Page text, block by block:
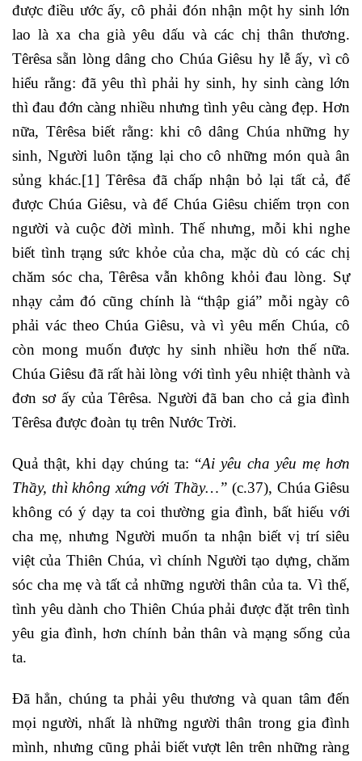
được điều ước ấy, cô phải đón nhận một hy sinh lớn
lao là xa cha già yêu dấu và các chị thân thương.
Têrêsa sẵn lòng dâng cho Chúa Giêsu hy lễ ấy, vì cô
hiểu rằng: đã yêu thì phải hy sinh, hy sinh càng lớn
thì đau đớn càng nhiều nhưng tình yêu càng đẹp. Hơn
nữa, Têrêsa biết rằng: khi cô dâng Chúa những hy
sinh, Người luôn tặng lại cho cô những món quà ân
sủng khác.[1] Têrêsa đã chấp nhận bỏ lại tất cả, để
được Chúa Giêsu, và để Chúa Giêsu chiếm trọn con
người và cuộc đời mình. Thế nhưng, mỗi khi nghe
biết tình trạng sức khỏe của cha, mặc dù có các chị
chăm sóc cha, Têrêsa vẫn không khỏi đau lòng. Sự
nhạy cảm đó cũng chính là “thập giá” mỗi ngày cô
phải vác theo Chúa Giêsu, và vì yêu mến Chúa, cô
còn mong muốn được hy sinh nhiều hơn thế nữa.
Chúa Giêsu đã rất hài lòng với tình yêu nhiệt thành và
đơn sơ ấy của Têrêsa. Người đã ban cho cả gia đình
Têrêsa được đoàn tụ trên Nước Trời.
Quả thật, khi dạy chúng ta: “Ai yêu cha yêu mẹ hơn
Thầy, thì không xứng với Thầy…” (c.37), Chúa Giêsu
không có ý dạy ta coi thường gia đình, bất hiếu với
cha mẹ, nhưng Người muốn ta nhận biết vị trí siêu
việt của Thiên Chúa, vì chính Người tạo dựng, chăm
sóc cha mẹ và tất cả những người thân của ta. Vì thế,
tình yêu dành cho Thiên Chúa phải được đặt trên tình
yêu gia đình, hơn chính bản thân và mạng sống của
ta.
Đã hẳn, chúng ta phải yêu thương và quan tâm đến
mọi người, nhất là những người thân trong gia đình
mình, nhưng cũng phải biết vượt lên trên những ràng